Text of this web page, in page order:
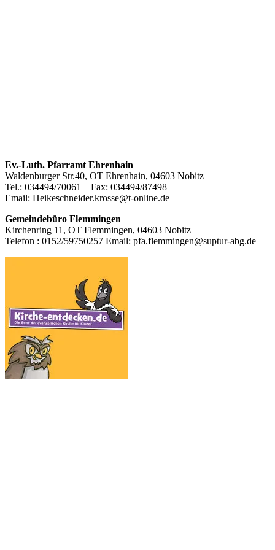
Footer
Inhalt
Ev.-Luth. Pfarramt Ehrenhain
Waldenburger Str.40, OT Ehrenhain, 04603 Nobitz
Tel.: 034494/70061 – Fax: 034494/87498
Email: Heikeschneider.krosse@t-online.de
Gemeindebüro Flemmingen
Kirchenring 11, OT Flemmingen, 04603 Nobitz
Telefon : 0152/59750257 Email: pfa.flemmingen@suptur-abg.de